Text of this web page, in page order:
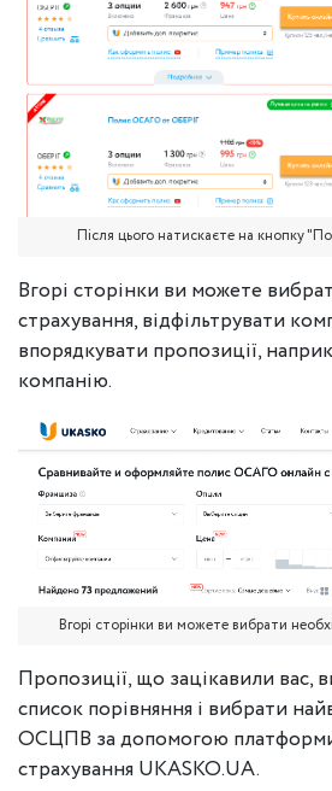
Після цього натискаєте на кнопку
Вгорі сторінки ви можете
страхування, відфільтрувати
впорядкувати пропозиції,
компанію.
Вгорі сторінки ви можете вибрати
Пропозиції, що зацікавили вас,
список порівняння і вибрати
ОСЦПВ за допомогою
страхування UKASKO.UA.